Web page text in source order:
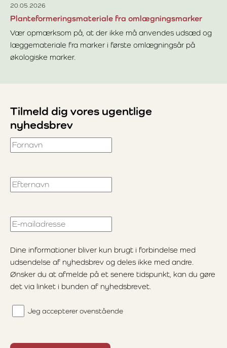
20.05.2026
Planteformeringsmateriale fra omlægningsmarker
Vær opmærksom på, at der ikke må anvendes udsæd og
læggemateriale fra marker i første omlægningsår på
økologiske marker.
Tilmeld dig vores ugentlige
nyhedsbrev
Fornavn
Efternavn
E-mailadresse
Dine informationer bliver kun brugt i forbindelse med
udsendelse af nyhedsbrev og deles ikke med andre.
Ønsker du at afmelde på et senere tidspunkt, kan du gøre
det via linket i bunden af nyhedsbrevet.
Jeg accepterer ovenstående